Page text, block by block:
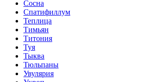
Сосна
Спатифиллум
Теплица
Тимьян
Титония
Туя
Тыква
Тюльпаны
Увулярия